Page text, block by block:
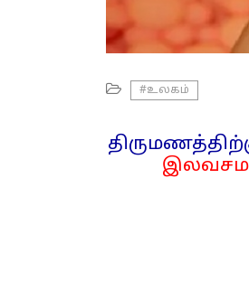
#உலகம்